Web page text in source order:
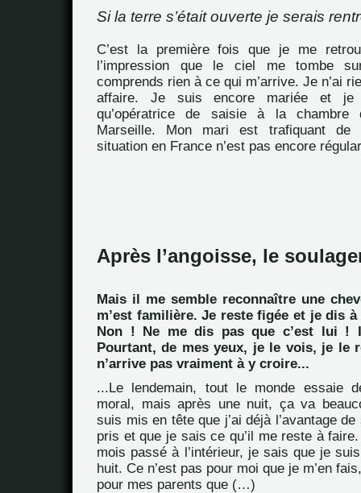
Si la terre s’était ouverte je serais
C’est la première fois que je me
l’impression que le ciel me tombe
comprends rien à ce qui m’arrive. Je n’ai
affaire. Je suis encore mariée et je
qu’opératrice de saisie à la chambre
Marseille. Mon mari est trafiquant de
situation en France n’est pas encore
Après l’angoisse, le
Mais il me semble reconnaître une
m’est familière. Je reste figée et je dis
Non ! Ne me dis pas que c’est lui !
Pourtant, de mes yeux, je le vois, je le
n’arrive pas vraiment à y croire...
...Le lendemain, tout le monde essaie
moral, mais après une nuit, ça va
suis mis en tête que j’ai déjà l’avantage
pris et que je sais ce qu’il me reste à
mois passé à l’intérieur, je sais que je
huit. Ce n’est pas pour moi que je m’en
pour mes parents que (…)